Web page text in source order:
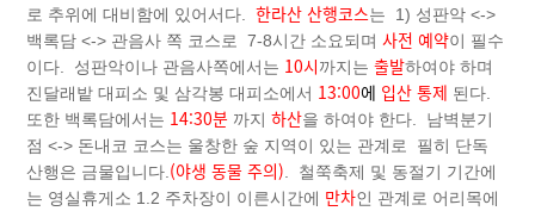
로 추위에 대비함에 있어서다.한라산 산행코스는 1) 성판악 <->
백록담 <-> 관음사 쪽 코스로 7-8시간 소요되며사전 예약이 필수
이다. 성판악이나 관음사쪽에서는 10시까지는출발하여야 하며
진달래밭 대피소 및 삼각봉 대피소에서 13:00에 입산 통제 된다.
또한 백록담에서는 14:30분 까지하산을 하여야 한다. 남벽분기
점 <-> 돈내코 코스는 울창한 숲 지역이 있는 관계로 필히 단독
산행은 금물입니다.(야생 동물 주의). 철쭉축제 및 동절기 기간에
는 영실휴게소 1.2 주차장이 이른시간에 만차인 관계로 어리목에